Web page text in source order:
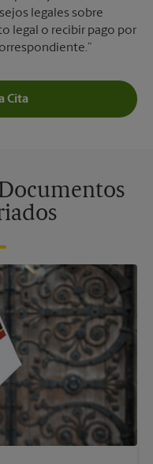
legales sobre
legal o recibir pago por
Cita